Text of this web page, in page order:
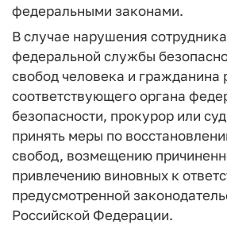
федеральными законами.
В случае нарушения
федеральной службы
свобод человека и гражданина
соответствующего органа
безопасности, прокурор или
принять меры по
свобод, возмещению
привлечению виновных к
предусмотренной
Российской Федерации.